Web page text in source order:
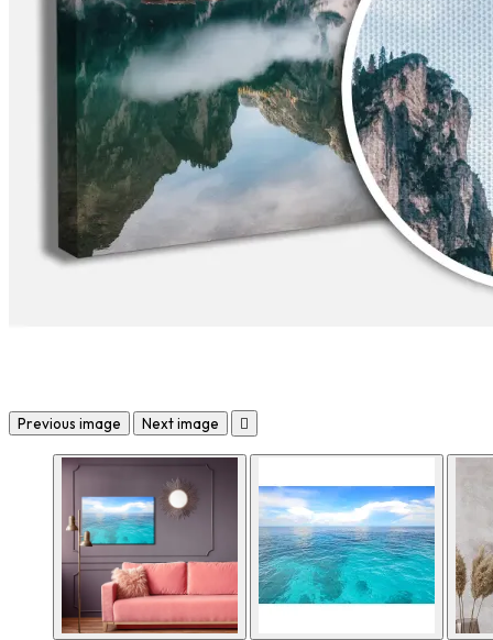
Previous image Next image 